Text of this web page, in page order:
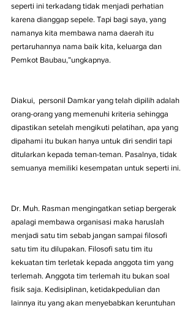
seperti ini terkadang tidak menjadi perhatian
karena dianggap sepele. Tapi bagi saya, yang
namanya kita membawa nama daerah itu
pertaruhannya nama baik kita, keluarga dan
Pemkot Baubau,”ungkapnya.
Diakui,  personil Damkar yang telah dipilih adalah
orang-orang yang memenuhi kriteria sehingga
dipastikan setelah mengikuti pelatihan, apa yang
dipahami itu bukan hanya untuk diri sendiri tapi
ditularkan kepada teman-teman. Pasalnya, tidak
semuanya memiliki kesempatan untuk seperti ini.
Dr. Muh. Rasman mengingatkan setiap bergerak
apalagi membawa organisasi maka haruslah
menjadi satu tim sebab jangan sampai filosofi
satu tim itu dilupakan. Filosofi satu tim itu
kekuatan tim terletak kepada anggota tim yang
terlemah. Anggota tim terlemah itu bukan soal
fisik saja. Kedisiplinan, ketidakpedulian dan
lainnya itu yang akan menyebabkan keruntuhan